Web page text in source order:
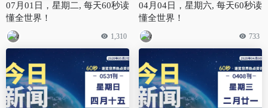
07月01日，星期二, 每天60秒读
懂全世界！
1,310
04月04日，星期六, 每天60秒读
懂全世界！
733